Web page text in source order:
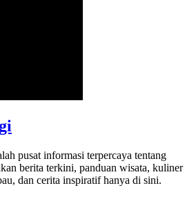
pusat informasi terpercaya tentang
berita terkini, panduan wisata, kuliner
dan cerita inspiratif hanya di sini.